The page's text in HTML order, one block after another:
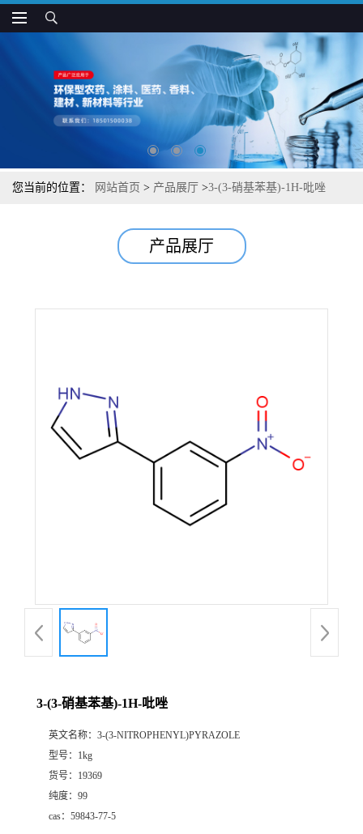
您当前的位置： 网站首页 > 产品展厅 >3-(3-硝基苯基)-1H-吡唑
产品展厅
3-(3-硝基苯基)-1H-吡唑
英文名称： 3-(3-NITROPHENYL)PYRAZOLE
型号： 1kg
货号： 19369
纯度： 99
cas： 59843-77-5